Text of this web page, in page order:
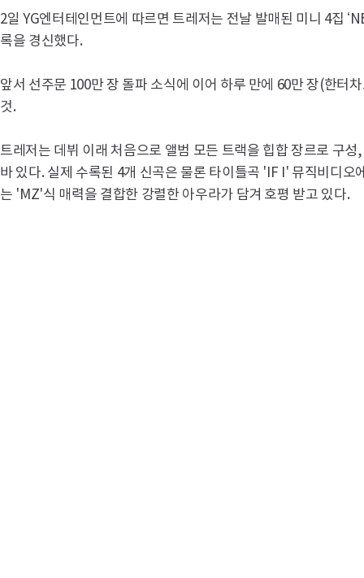
2일 YG엔터테인먼트에 따르면 트레저는 전날 발매된 미니 4집
록을 경신했다.
앞서 선주문 100만 장 돌파 소식에 이어 하루 만에 60만 장(한터
것.
트레저는 데뷔 이래 처음으로 앨범 모든 트랙을 힙합 장르로 구
바 있다. 실제 수록된 4개 신곡은 물론 타이틀곡 'IF I' 뮤직비디오
는 'MZ'식 매력을 결합한 강렬한 아우라가 담겨 호평 받고 있다.